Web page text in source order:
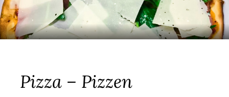
Pizza – Pizzen